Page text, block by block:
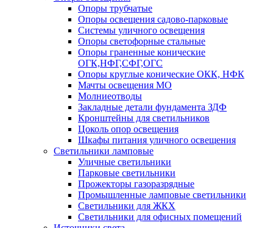
Опоры трубчатые
Опоры освещения садово-парковые
Системы уличного освещения
Опоры светофорные стальные
Опоры граненные конические
ОГК,НФГ,СФГ,ОГС
Опоры круглые конические ОКК, НФК
Мачты освещения МО
Молниеотводы
Закладные детали фундамента ЗДФ
Кронштейны для светильников
Цоколь опор освещения
Шкафы питания уличного освещения
Светильники ламповые
Уличные светильники
Парковые светильники
Прожекторы газоразрядные
Промышленные ламповые светильники
Светильники для ЖКХ
Светильники для офисных помещений